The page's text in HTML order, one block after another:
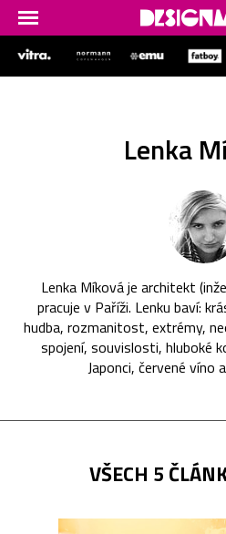
Lenka
Lenka Míková je architekt
pracuje v Paříži. Lenku baví:
hudba, rozmanitost, extrémy,
spojení, souvislosti, hluboké
Japonci, červené víno
VŠECH 5